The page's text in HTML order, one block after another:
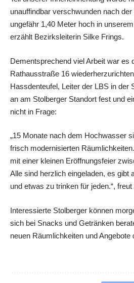
unauffindbar verschwunden nach
ungefähr 1,40 Meter hoch in
erzählt Bezirksleiterin Silke Frings.
Dementsprechend viel Arbeit war es
Rathausstraße 16
Hassdenteufel, Leiter der LBS in der
an am Stolberger Standort fest und
nicht in Frage:
„15 Monate nach dem Hochwasser
frisch modernisierten
mit einer kleinen Eröffnungsfeier
Alle sind herzlich eingeladen, es gibt
und etwas zu trinken für jeden.“,
Interessierte Stolberger können
sich bei Snacks und Getränken
neuen Räumlichkeiten und Angebote